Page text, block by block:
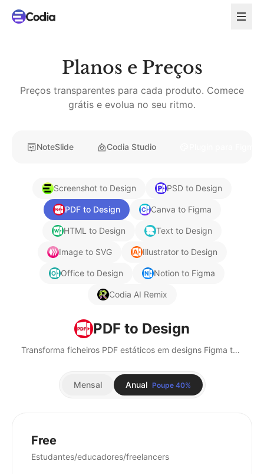
Planos e Preços
Preços transparentes para cada produto. Comece
grátis e evolua no seu ritmo.
NoteSlide Codia Studio
Screenshot to Design PSD to Design
PDF to Design Canva to Figma
HTML to Design Text to Design
Image to SVG Illustrator to Design
Office to Design Notion to Figma
Codia AI Remix
PDF to Design
Transforma ficheiros PDF estáticos em designs Figma totalmente editáveis com precisão movida por IA.
Mensal Anual Poupe 40%
Free
Estudantes/educadores/freelancers